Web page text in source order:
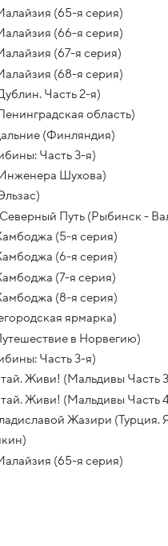
(65-я серия)
(66-я серия)
(67-я серия)
(68-я серия)
Часть 2-я)
область)
(Финляндия)
Часть 3-я)
Шухова)
Путь (Рыбинск -
(5-я серия)
(6-я серия)
(7-я серия)
(8-я серия)
ярмарка)
в Норвегию)
Часть 3-я)
Живи! (Мальдивы Часть
Живи! (Мальдивы Часть
Жазири
(65-я серия)